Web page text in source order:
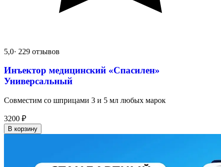
5,0· 229 отзывов
Инъектор медицинский «Спасилен»
Универсальный
Совместим со шприцами 3 и 5 мл любых марок
3200 ₽
В корзину